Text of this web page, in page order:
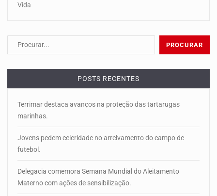
Vida
POSTS RECENTES
Terrimar destaca avanços na proteção das tartarugas
marinhas.
Jovens pedem celeridade no arrelvamento do campo de
futebol.
Delegacia comemora Semana Mundial do Aleitamento
Materno com ações de sensibilização.